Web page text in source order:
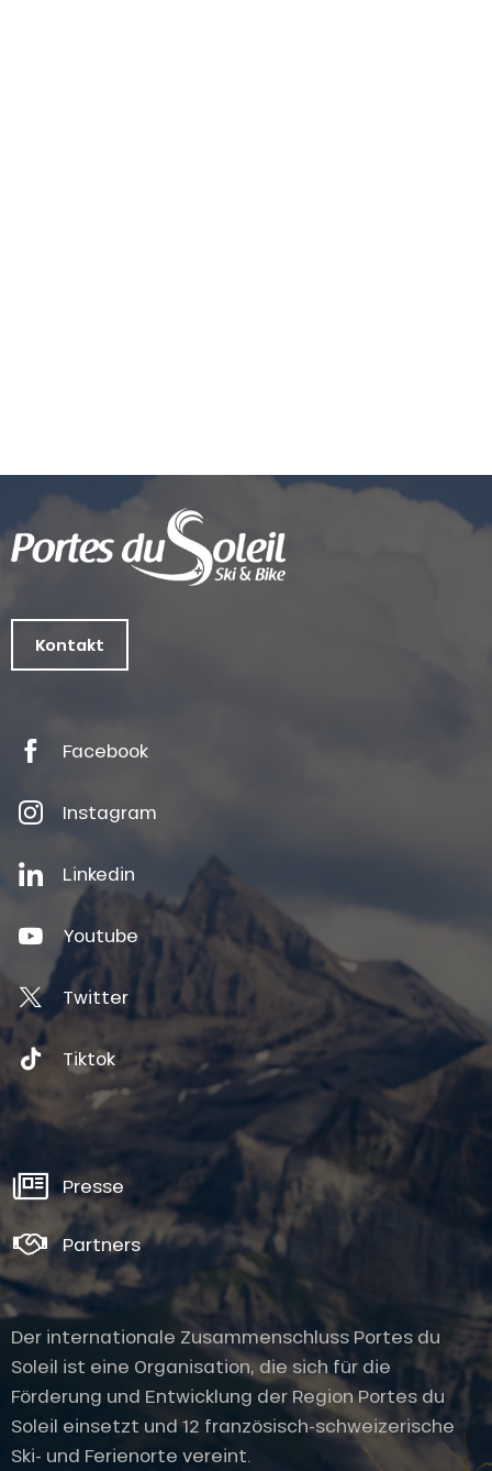
Kontakt
Facebook
Instagram
Linkedin
Youtube
Twitter
Tiktok
Presse
Partners
Der internationale Zusammenschluss Portes du
Soleil ist eine Organisation, die sich für die
Förderung und Entwicklung der Region Portes du
Soleil einsetzt und 12 französisch-schweizerische
Ski- und Ferienorte vereint.